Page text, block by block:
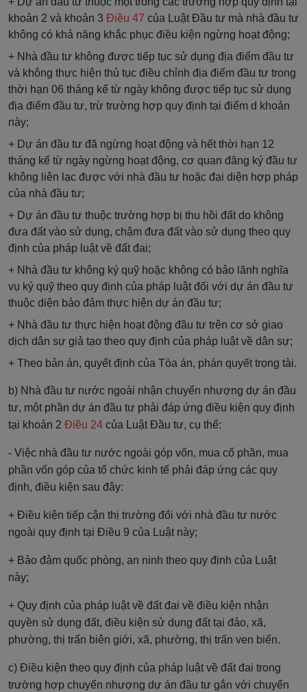
khoản 2 và khoản 3 Điều 47 của Luật Đầu tư mà nhà đầu tư
không có khả năng khắc phục điều kiện ngừng hoạt động;
+ Nhà đầu tư không được tiếp tục sử dụng địa điểm đầu tư
và không thực hiện thủ tục điều chỉnh địa điểm đầu tư trong
thời hạn 06 tháng kể từ ngày không được tiếp tục sử dụng
địa điểm đầu tư, trừ trường hợp quy định tại điểm d khoản
này;
+ Dự án đầu tư đã ngừng hoạt động và hết thời hạn 12
tháng kể từ ngày ngừng hoạt động, cơ quan đăng ký đầu tư
không liên lạc được với nhà đầu tư hoặc đại diện hợp pháp
của nhà đầu tư;
+ Dự án đầu tư thuộc trường hợp bị thu hồi đất do không
đưa đất vào sử dụng, chậm đưa đất vào sử dụng theo quy
định của pháp luật về đất đai;
+ Nhà đầu tư không ký quỹ hoặc không có bảo lãnh nghĩa
vụ ký quỹ theo quy định của pháp luật đối với dự án đầu tư
thuộc diện bảo đảm thực hiện dự án đầu tư;
+ Nhà đầu tư thực hiện hoạt động đầu tư trên cơ sở giao
dịch dân sự giả tạo theo quy định của pháp luật về dân sự;
+ Theo bản án, quyết định của Tòa án, phán quyết trọng tài.
b) Nhà đầu tư nước ngoài nhận chuyển nhượng dự án đầu
tư, một phần dự án đầu tư phải đáp ứng điều kiện quy định
tại khoản 2 Điều 24 của Luật Đầu tư, cụ thể:
- Việc nhà đầu tư nước ngoài góp vốn, mua cổ phần, mua
phần vốn góp của tổ chức kinh tế phải đáp ứng các quy
định, điều kiện sau đây:
+ Điều kiện tiếp cận thị trường đối với nhà đầu tư nước
ngoài quy định tại Điều 9 của Luật này;
+ Bảo đảm quốc phòng, an ninh theo quy định của Luật
này;
+ Quy định của pháp luật về đất đai về điều kiện nhận
quyền sử dụng đất, điều kiện sử dụng đất tại đảo, xã,
phường, thị trấn biên giới, xã, phường, thị trấn ven biển.
c) Điều kiện theo quy định của pháp luật về đất đai trong
trường hợp chuyển nhượng dự án đầu tư gắn với chuyển